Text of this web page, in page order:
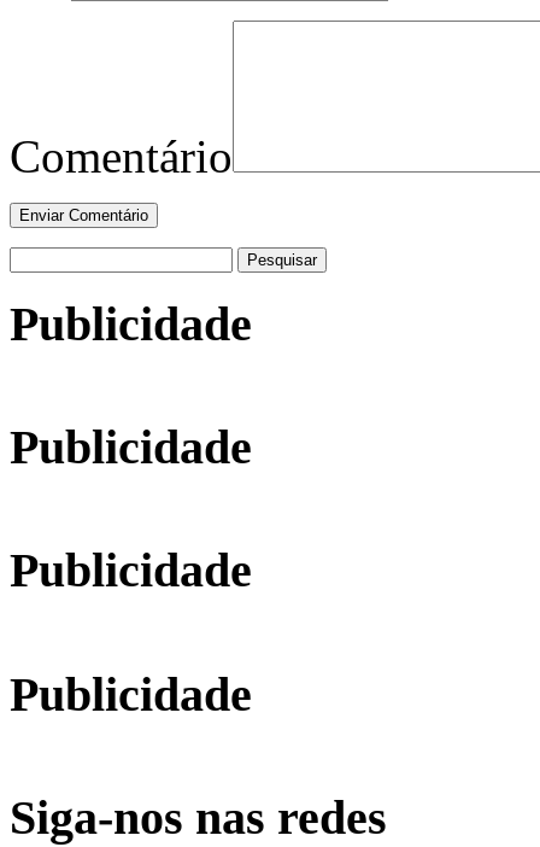
Comentário
por:
Publicidade
Publicidade
Publicidade
Publicidade
Siga-nos nas redes